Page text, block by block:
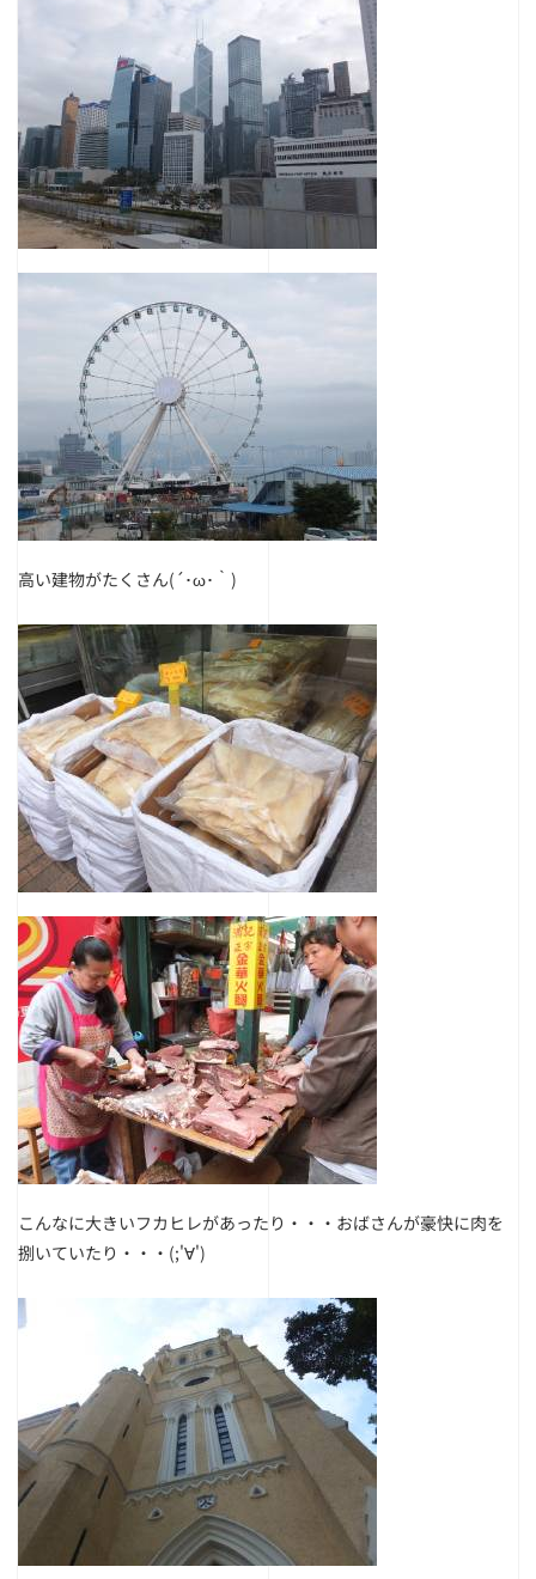
高い建物がたくさん(´･ω･｀)
こんなに大きいフカヒレがあったり・・・おばさんが豪快に肉を
捌いていたり・・・(;'∀')